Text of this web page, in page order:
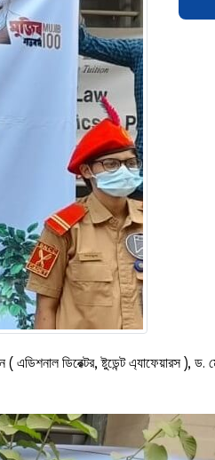
ডিরেক্টর, ষ্টুডেন্ট এ্যাফেয়ারস ), ড.